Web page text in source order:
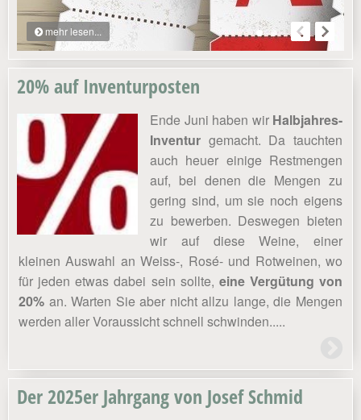
mehr lesen...
20% auf Inventurposten
Ende Juni haben wir Halbjahres-
Inventur gemacht. Da tauchten
auch heuer einige Restmengen
auf, bei denen die Mengen zu
gering sind, um sie noch eigens
zu bewerben. Deswegen bieten
wir auf diese Weine, einer
kleinen Auswahl an Weiss-, Rosé- und Rotweinen, wo
für jeden etwas dabei sein sollte, eine Vergütung von
20% an. Warten Sie aber nicht allzu lange, die Mengen
werden aller Voraussicht schnell schwinden.....
Der 2025er Jahrgang von Josef Schmid